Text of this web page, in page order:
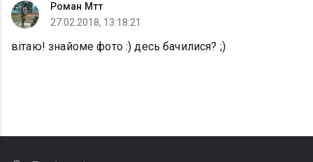
Роман Мтт
27.02.2018, 13:18:21
вітаю! знайоме фото :) десь бачилися? ;)